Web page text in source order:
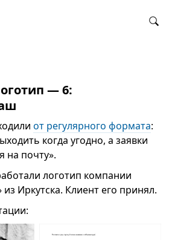
— 6:
от регулярного формата:
когда угодно, а заявки
на почту».
логотип компании
из Иркутска. Клиент его принял.